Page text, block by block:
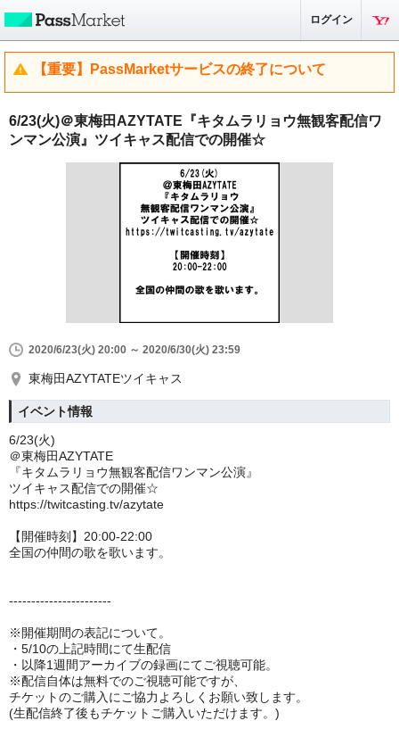
ログイン
【重要】PassMarketサービスの終了について
6/23(火)＠東梅田AZYTATE『キタムラリョウ無観客配信ワ
ンマン公演』ツイキャス配信での開催☆
2020/6/23(火) 20:00 ～ 2020/6/30(火) 23:59
東梅田AZYTATEツイキャス
イベント情報
6/23(火)
＠東梅田AZYTATE
『キタムラリョウ無観客配信ワンマン公演』
ツイキャス配信での開催☆
https://twitcasting.tv/azytate
【開催時刻】20:00-22:00
全国の仲間の歌を歌います。
-----------------------
※開催期間の表記について。
・5/10の上記時間にて生配信
・以降1週間アーカイブの録画にてご視聴可能。
※配信自体は無料でのご視聴可能ですが、
チケットのご購入にご協力よろしくお願い致します。
(生配信終了後もチケットご購入いただけます。)